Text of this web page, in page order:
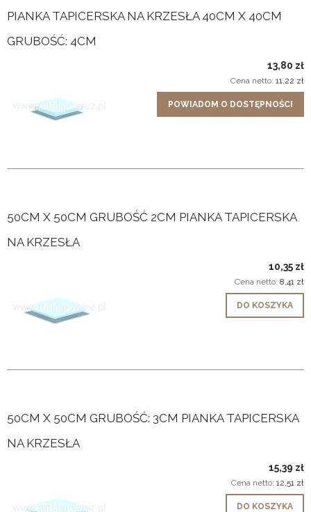
PIANKA TAPICERSKA NA KRZESŁA 40CM X 40CM
GRUBOŚĆ: 4CM
13,80 zł
Cena netto: 11,22 zł
POWIADOM O DOSTĘPNOŚCI
50CM X 50CM GRUBOŚĆ 2CM PIANKA TAPICERSKA
NA KRZESŁA
10,35 zł
Cena netto: 8,41 zł
DO KOSZYKA
50CM X 50CM GRUBOŚĆ: 3CM PIANKA TAPICERSKA
NA KRZESŁA
15,39 zł
Cena netto: 12,51 zł
DO KOSZYKA